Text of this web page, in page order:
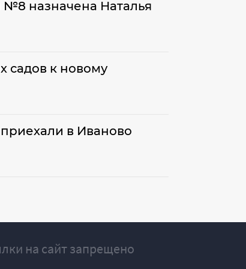
назначена Наталья
садов к новому
в Иваново
на сайт запрещено